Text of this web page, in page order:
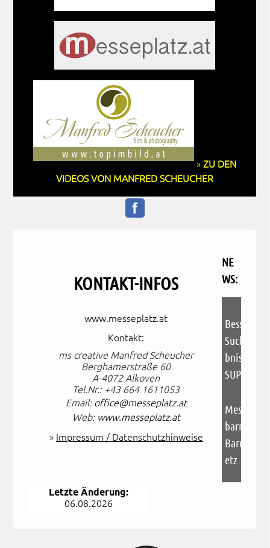
»ZU DEN
VIDEOS VON MANFRED SCHEUCHER
KONTAKT-INFOS
www.messeplatz.at
Kontakt:
ms creative Manfred Scheucher
Berghamerstraße 60
A-4072 Alkoven
Tel.Nr.: +43 664 1611053
Email: office@messeplatz.at
Web: www.messeplatz.at
» Impressum / Datenschutzhinweise
NE
WS:
Bessere
bnisse
etz
Letzte Änderung:
06.08.2026